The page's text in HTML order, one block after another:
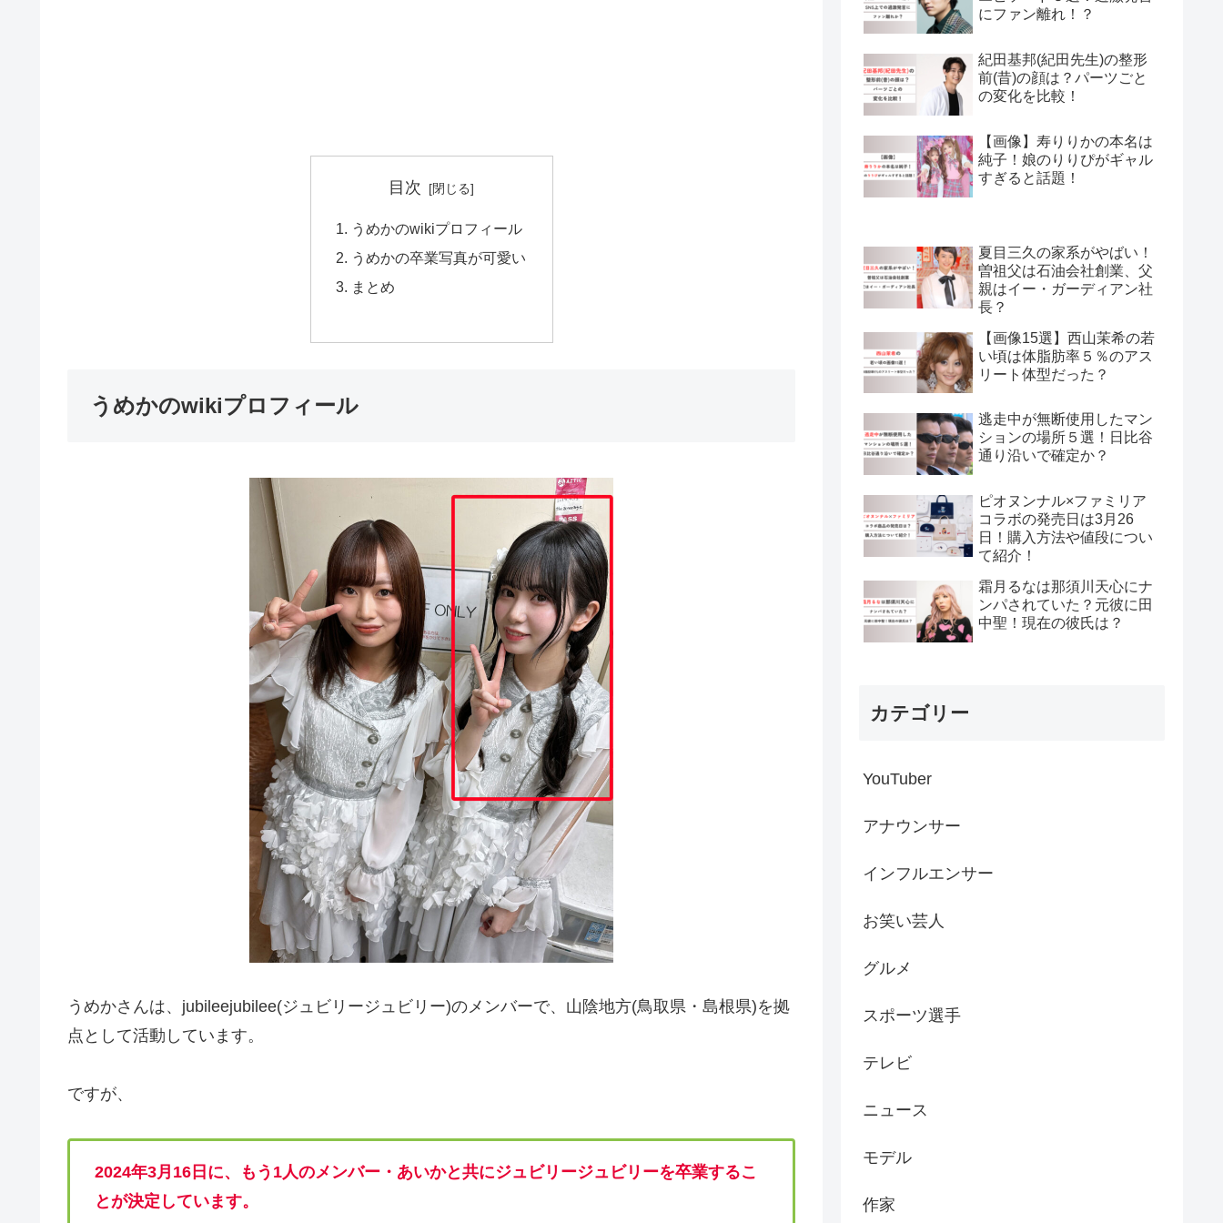
目次
うめかのwikiプロフィール
うめかの卒業写真が可愛い
まとめ
うめかのwikiプロフィール
うめかさんは、jubileejubilee(ジュビリージュビリー)のメンバーで、山陰地方(鳥取県・島根県)を拠
点として活動しています。
ですが、
2024年3月16日に、もう1人のメンバー・あいかと共にジュビリージュビリーを卒業するこ
とが決定しています。
にファン離れ！？
紀田基邦(紀田先生)の整形
前(昔)の顔は？パーツごと
の変化を比較！
【画像】寿りりかの本名は
純子！娘のりりぴがギャル
すぎると話題！
夏目三久の家系がやばい！
曽祖父は石油会社創業、父
親はイー・ガーディアン社
長？
【画像15選】西山茉希の若
い頃は体脂肪率５％のアス
リート体型だった？
逃走中が無断使用したマン
ションの場所５選！日比谷
通り沿いで確定か？
ピオヌンナル×ファミリア
コラボの発売日は3月26
日！購入方法や値段につい
て紹介！
霜月るなは那須川天心にナ
ンパされていた？元彼に田
中聖！現在の彼氏は？
カテゴリー
YouTuber
アナウンサー
インフルエンサー
お笑い芸人
グルメ
スポーツ選手
テレビ
ニュース
モデル
作家